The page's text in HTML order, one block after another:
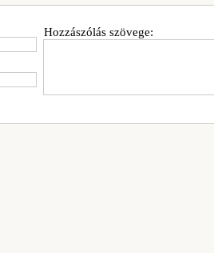
Hozzászólás szövege: